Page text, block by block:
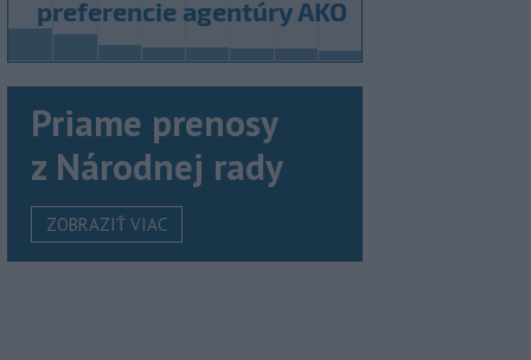
Priame prenosy
z Národnej rady
ZOBRAZIŤ VIAC